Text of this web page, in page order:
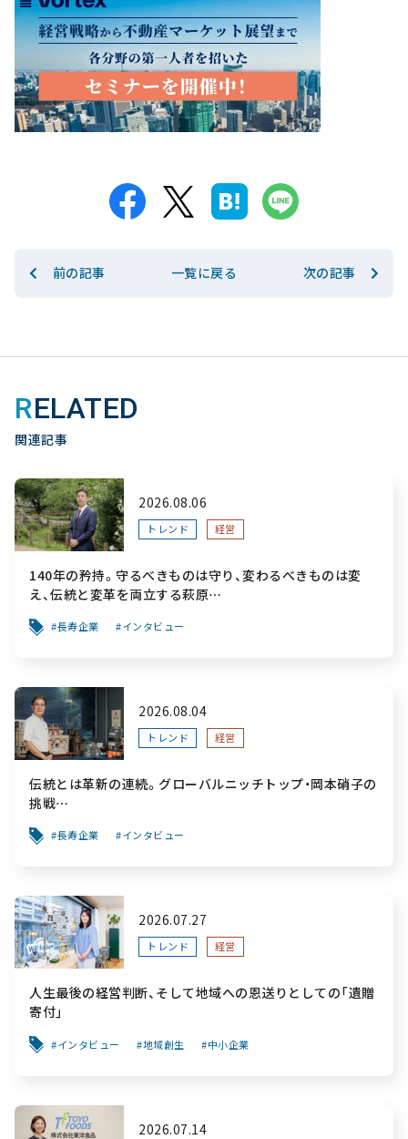
前の記事 一覧に戻る 次の記事
RELATED
関連記事
2026.08.06
トレンド 経営
140年の矜持。守るべきものは守り、変わるべきものは変
え、伝統と変革を両立する萩原
長寿企業 インタビュー
2026.08.04
トレンド 経営
伝統とは革新の連続。グローバルニッチトップ・岡本硝子の
挑戦
こだわり、ガラスを超える経営戦略～
長寿企業 インタビュー
2026.07.27
トレンド 経営
人生最後の経営判断、そして地域への恩送りとしての「遺贈
寄付」
インタビュー 地域創生 中小企業
2026.07.14